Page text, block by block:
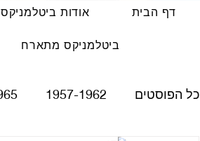
דף הבית אודות ביטלמניקס
ביטלמניקס מתארח
כל הפוסטים 1957-1962